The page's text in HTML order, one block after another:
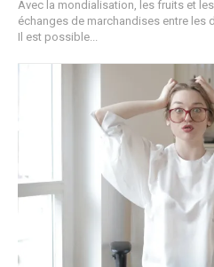
Avec la mondialisation, les fruits et
échanges de marchandises entre les
Il est possible...